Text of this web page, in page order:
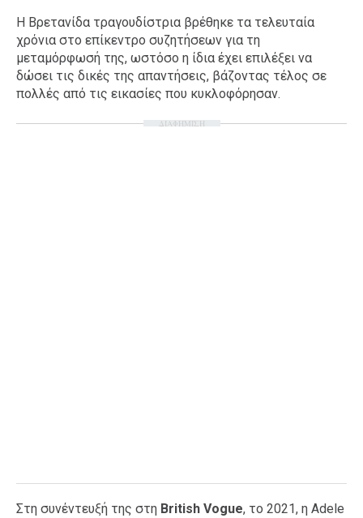
Σχέσεις
Η Βρετανίδα τραγουδίστρια βρέθηκε τα τελευταία
χρόνια στο επίκεντρο συζητήσεων για τη
μεταμόρφωσή της, ωστόσο η ίδια έχει επιλέξει να
δώσει τις δικές της απαντήσεις, βάζοντας τέλος σε
πολλές από τις εικασίες που κυκλοφόρησαν.
ΔΙΑΦΗΜΙΣΗ
Στη συνέντευξή της στη British Vogue, το 2021, η Adele